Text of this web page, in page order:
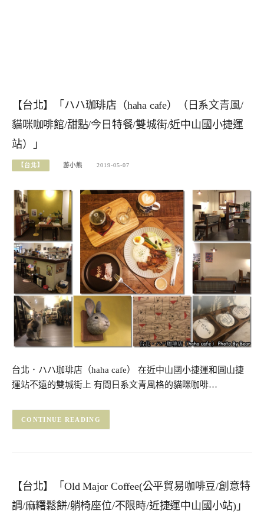
【台北】「ハハ珈琲店（haha cafe）（日系文青風/
貓咪咖啡館/甜點/今日特餐/雙城街/近中山國小捷運
站）」
【台北】 游小熊 2019-05-07
台北．ハハ珈琲店（haha cafe） 在近中山國小捷運和圓山捷
運站不遠的雙城街上 有間日系文青風格的貓咪咖啡…
CONTINUE READING
【台北】「Old Major Coffee(公平貿易咖啡豆/創意特
調/麻糬鬆餅/躺椅座位/不限時/近捷運中山國小站)」